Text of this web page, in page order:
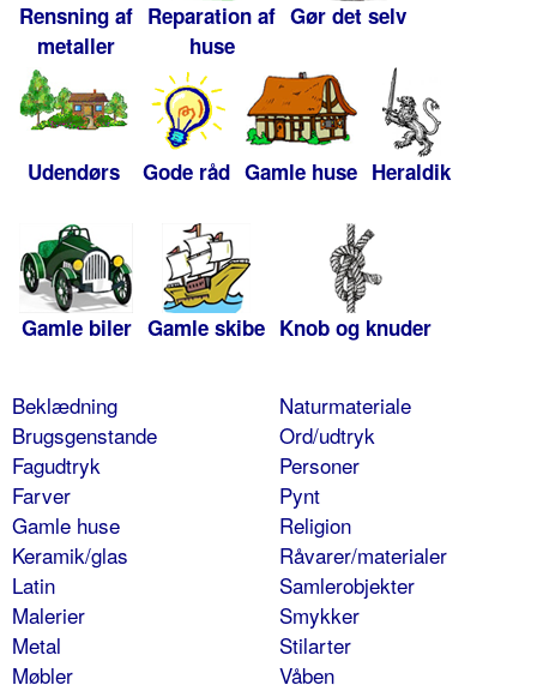
Rensning af
metaller
Reparation af
huse
Gør det selv
Udendørs Gode råd Gamle huse Heraldik
Gamle biler Gamle skibe Knob og knuder
Beklædning
Brugsgenstande
Fagudtryk
Farver
Gamle huse
Keramik/glas
Latin
Malerier
Metal
Møbler
Naturmateriale
Ord/udtryk
Personer
Pynt
Religion
Råvarer/materialer
Samlerobjekter
Smykker
Stilarter
Våben